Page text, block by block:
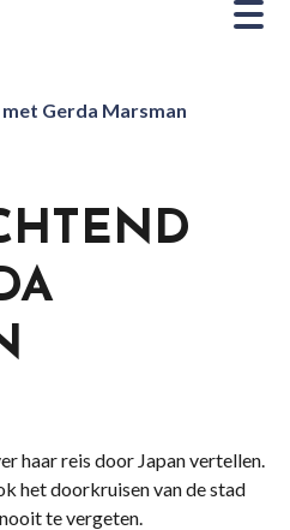
Gerda Marsman
haar reis door Japan vertellen.
het doorkruisen van de stad
te vergeten.